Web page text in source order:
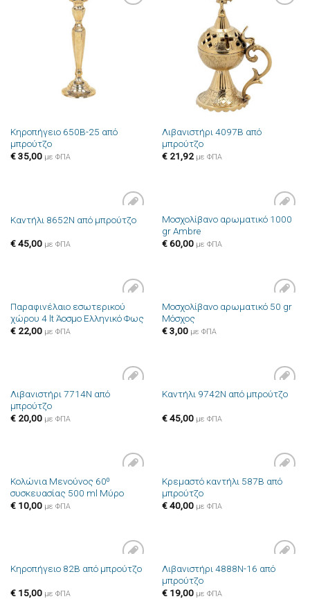
Κηροπήγειο 650B-25 από
μπρούτζο
€35,00 με ΦΠΑ
Λιβανιστήρι 4097B από
μπρούτζο
€21,92 με ΦΠΑ
Πρόσθήκη
Καντήλι 8652N από μπρούτζο
€45,00 με ΦΠΑ
Πρόσθήκη
Μοσχολίβανο αρωματικό 1000
gr Ambre
€60,00 με ΦΠΑ
Πρόσθήκη
στην λίστα
Παραφινέλαιο εσωτερικού
χώρου 4 lt Άοσμο Ελληνικό Φως
€22,00 με ΦΠΑ
Πρόσθήκη
Μοσχολίβανο αρωματικό 50 gr
Μόσχος
€3,00 με ΦΠΑ
Πρόσθήκη
Λιβανιστήρι 7714N από
μπρούτζο
€20,00 με ΦΠΑ
Πρόσθήκη
Καντήλι 9742N από μπρούτζο
€45,00 με ΦΠΑ
Πρόσθήκη
στην λίστα
Κολώνια Μενούνος 60⁰
συσκευασίας 500 ml Μύρο
€10,00 με ΦΠΑ
Πρόσθήκη
Κρεμαστό καντήλι 587B από
μπρούτζο
€40,00 με ΦΠΑ
Πρόσθήκη
Κηροπήγειο 82B από μπρούτζο
€15,00 με ΦΠΑ
Πρόσθήκη
Λιβανιστήρι 4888N-16 από
μπρούτζο
€19,00 με ΦΠΑ